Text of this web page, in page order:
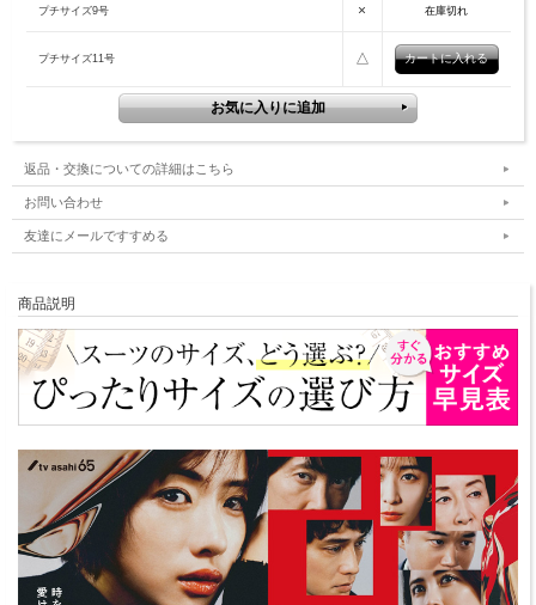
プチサイズ9号 × 在庫切れ
プチサイズ11号 △
返品・交換についての詳細はこちら
お問い合わせ
友達にメールですすめる
商品説明